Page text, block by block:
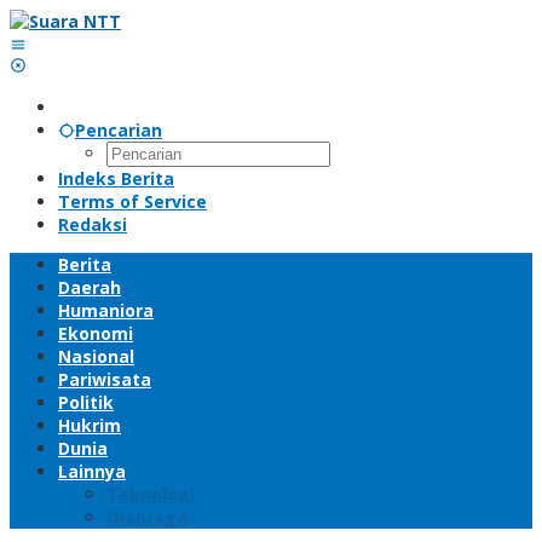
Lewati
ke
konten
Pencarian
Indeks Berita
Terms of Service
Redaksi
Berita
Daerah
Humaniora
Ekonomi
Nasional
Pariwisata
Politik
Hukrim
Dunia
Lainnya
Teknologi
Olahraga